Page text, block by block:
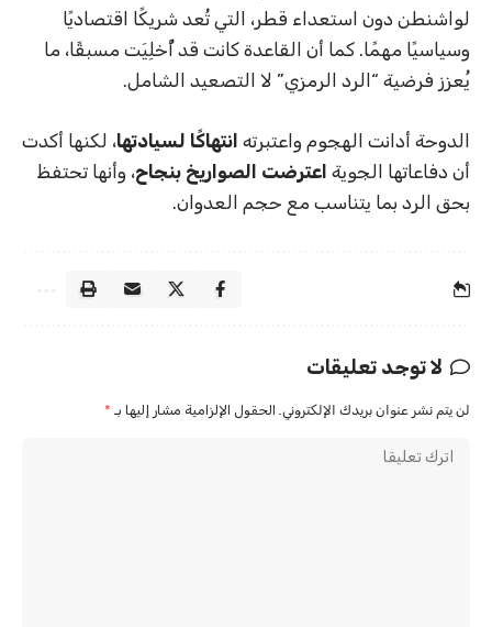
لواشنطن دون استعداء قطر، التي تُعد شريكًا اقتصاديًا
وسياسيًا مهمًا. كما أن القاعدة كانت قد أُخلِيَت مسبقًا، ما
يُعزز فرضية “الرد الرمزي” لا التصعيد الشامل.
الدوحة أدانت الهجوم واعتبرته انتهاكًا لسيادتها، لكنها أكدت
أن دفاعاتها الجوية اعترضت الصواريخ بنجاح، وأنها تحتفظ
بحق الرد بما يتناسب مع حجم العدوان.
لا توجد تعليقات
لن يتم نشر عنوان بريدك الإلكتروني. الحقول الإلزامية مشار إليها بـ *